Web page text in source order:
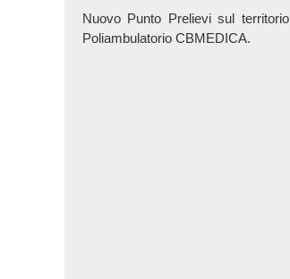
Nuovo Punto Prelievi sul territorio
Poliambulatorio CBMEDICA.